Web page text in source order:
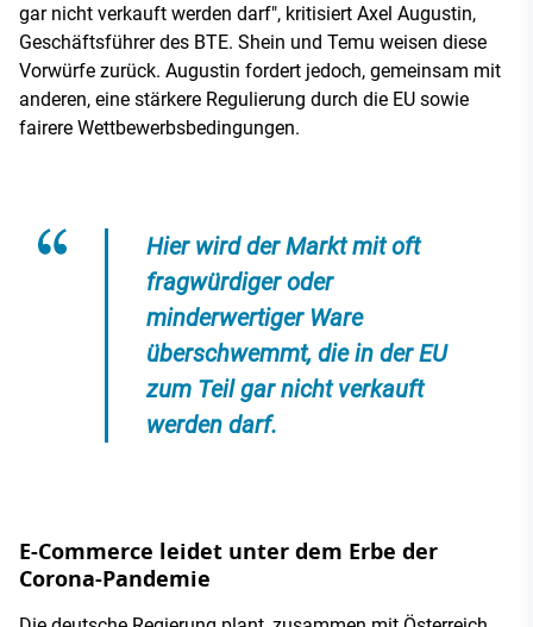
gar nicht verkauft werden darf", kritisiert Axel Augustin,
Geschäftsführer des BTE. Shein und Temu weisen diese
Vorwürfe zurück. Augustin fordert jedoch, gemeinsam mit
anderen, eine stärkere Regulierung durch die EU sowie
fairere Wettbewerbsbedingungen.
Hier wird der Markt mit oft
fragwürdiger oder
minderwertiger Ware
überschwemmt, die in der EU
zum Teil gar nicht verkauft
werden darf.
E-Commerce leidet unter dem Erbe der
Corona-Pandemie